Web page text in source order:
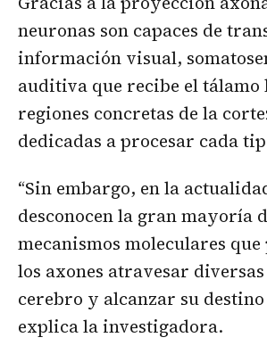
neuronas son capaces de
información visual,
auditiva que recibe el tálamo
regiones concretas de la
dedicadas a procesar cada
“Sin embargo, en la
desconocen la gran mayoría
mecanismos moleculares
los axones atravesar
cerebro y alcanzar su destino
explica la investigadora.